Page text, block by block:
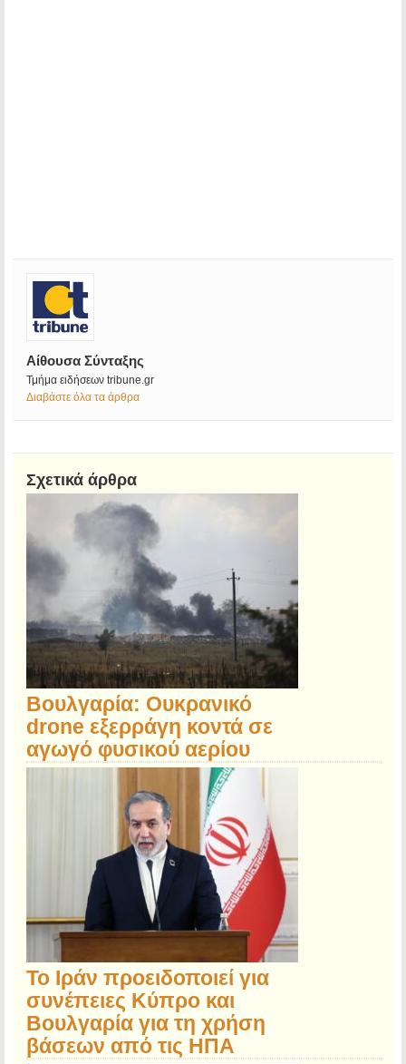
Αίθουσα Σύνταξης
Τμήμα ειδήσεων tribune.gr
Διαβάστε όλα τα άρθρα
Σχετικά άρθρα
Βουλγαρία: Ουκρανικό
drone εξερράγη κοντά σε
αγωγό φυσικού αερίου
Το Ιράν προειδοποιεί για
συνέπειες Κύπρο και
Βουλγαρία για τη χρήση
βάσεων από τις ΗΠΑ